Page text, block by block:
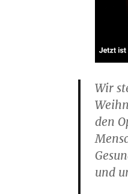
Wir
den
und